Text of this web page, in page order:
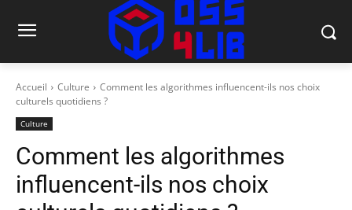
Accueil Culture
Comment les algorithmes influencent-ils nos choix
culturels quotidiens ?
Culture
Comment les algorithmes
influencent-ils nos choix